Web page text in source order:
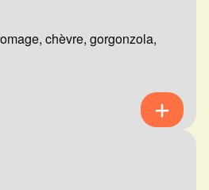
chèvre, gorgonzola,